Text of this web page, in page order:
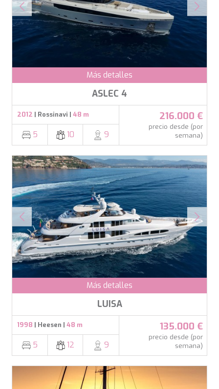
Más detalles
ASLEC 4
2012 | Rossinavi | 48 m
5 10 9
216.000 €
precio desde (por
semana)
Más detalles
LUISA
1998 | Heesen | 48 m
5 12 9
135.000 €
precio desde (por
semana)